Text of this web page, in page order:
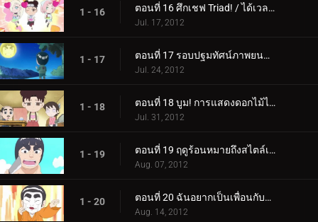
1 - 16 ตอนที่ 16 ศึกเชฟ Triad! / ได้เวลาลดเสียงอาจารย์กายแล้ว!
Jul. 17, 2012
1 - 17 ตอนที่ 17 รอบปฐมทัศน์ภาพยนตร์นารูโตะใหม่! / ไปดูหนังนารูโตะเรื่องใหม่กันเถอะ!
Jul. 24, 2012
1 - 18 ตอนที่ 18 บูม! การแสดงดอกไม้ไฟชิโนบิ! / ปัง! เท็นเท็นทำตัวแปลกๆ!
Jul. 31, 2012
1 - 19 ตอนที่ 19 ฤดูร้อนหมายถึงสไตล์เปลือกหอย! / สงครามแตงโม!
Aug. 07, 2012
1 - 20 ตอนที่ 20 ฉันอยากเป็นเพื่อนกับกาอาระ! / การจู่โจมของนักต้มตุ๋นร็อค ลี
Aug. 14, 2012